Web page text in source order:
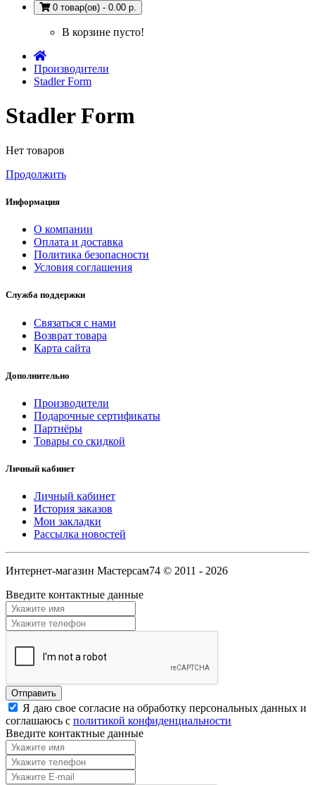
0 товар(ов) - 0.00 р.
В корзине пусто!
Производители
Stadler Form
Stadler Form
Нет товаров
Продолжить
Информация
О компании
Оплата и доставка
Политика безопасности
Условия соглашения
Служба поддержки
Связаться с нами
Возврат товара
Карта сайта
Дополнительно
Производители
Подарочные сертификаты
Партнёры
Товары со скидкой
Личный кабинет
Личный кабинет
История заказов
Мои закладки
Рассылка новостей
Интернет-магазин Мастерсам74 © 2011 - 2026
Введите контактные данные
Я даю свое согласие на обработку персональных данных и
соглашаюсь с политикой конфиденциальности
Введите контактные данные